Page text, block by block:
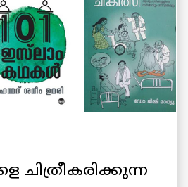
ചിത്രീകരിക്കുന്ന